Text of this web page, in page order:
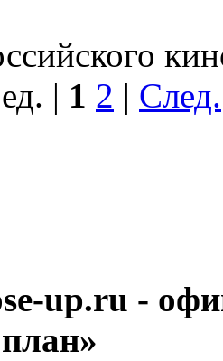
| 1 2 | След.
up.ru -